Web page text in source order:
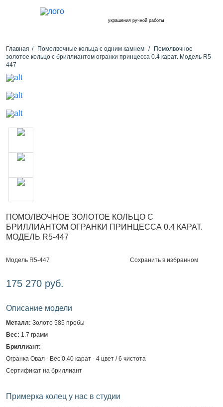
украшения ручной работы
Главная Помолвочные кольца с одним камнем
Помолвочное
золотое кольцо с бриллиантом огранки принцесса 0.4 карат. Модель R5-
447
ПОМОЛВОЧНОЕ ЗОЛОТОЕ КОЛЬЦО С
БРИЛЛИАНТОМ ОГРАНКИ ПРИНЦЕССА 0.4 КАРАТ.
МОДЕЛЬ R5-447
Модель R5-447 Сохранить в избранном
175 270 руб.
Описание модели
Металл: Золото 585 пробы
Вес: 1.7 грамм
Бриллиант:
Огранка Овал - Вес 0.40 карат - 4 цвет / 6 чистота
Сертификат на бриллиант
Примерка колец у нас в студии